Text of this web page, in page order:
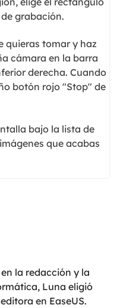
grabación.
quieras tomar y haz
cámara en la barra
derecha. Cuando
botón rojo "Stop" de
bajo la lista de
que acabas
la redacción y la
Luna eligió
en EaseUS.